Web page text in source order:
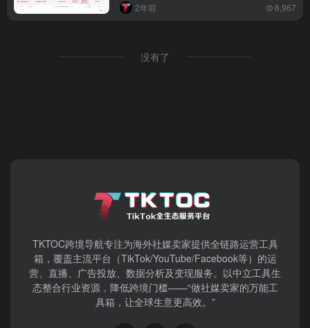
2年前 8,967
没有了
TKTOC跨境导航​专注为海外社媒卖家提供全链路运营工具
箱，覆盖主流平台（TikTok/YouTube/Facebook等）​的运
营、直播、广告投放、数据分析及变现服务。以中立工具生
态整合行业资源，降低跨境门槛——“做社媒卖家的万能工
具箱，让全球生意更高效。”